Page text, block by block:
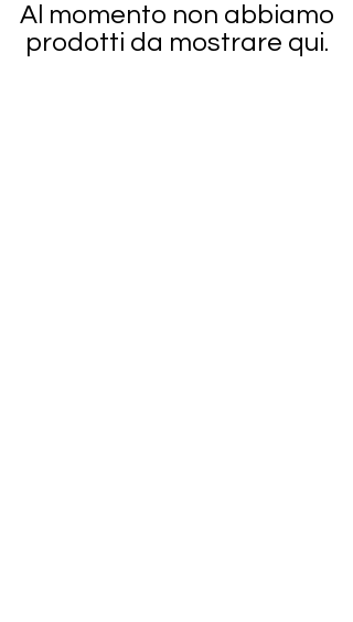
Al momento non abbiamo
prodotti da mostrare qui.